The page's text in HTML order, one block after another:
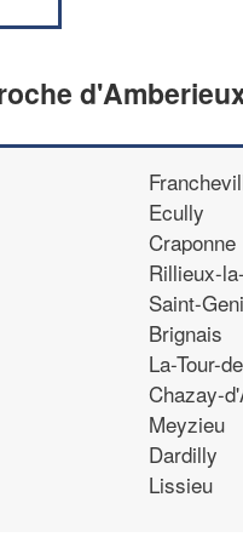
Ecully
Craponne
Rillieux-
Saint-
Brignais
La-Tour-
Chazay-
Meyzieu
Dardilly
Lissieu